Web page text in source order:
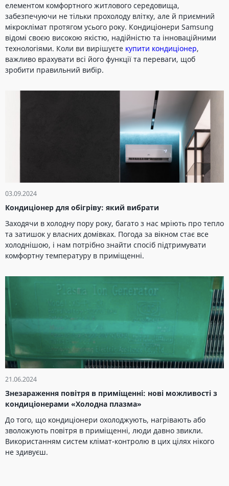
елементом комфортного житлового середовища,
забезпечуючи не тільки прохолоду влітку, але й приємний
мікроклімат протягом усього року. Кондиціонери Samsung
відомі своєю високою якістю, надійністю та інноваційними
технологіями. Коли ви вирішуєте купити кондиціонер,
важливо врахувати всі його функції та переваги, щоб
зробити правильний вибір.
03.09.2024
Кондиціонер для обігріву: який вибрати
Заходячи в холодну пору року, багато з нас мріють про тепло
та затишок у власних домівках. Погода за вікном стає все
холоднішою, і нам потрібно знайти спосіб підтримувати
комфортну температуру в приміщенні.
21.06.2024
Знезараження повітря в приміщенні: нові можливості з
кондиціонерами «Холодна плазма»
До того, що кондиціонери охолоджують, нагрівають або
зволожують повітря в приміщенні, люди давно звикли.
Використанням систем клімат-контролю в цих цілях нікого
не здивуєш.